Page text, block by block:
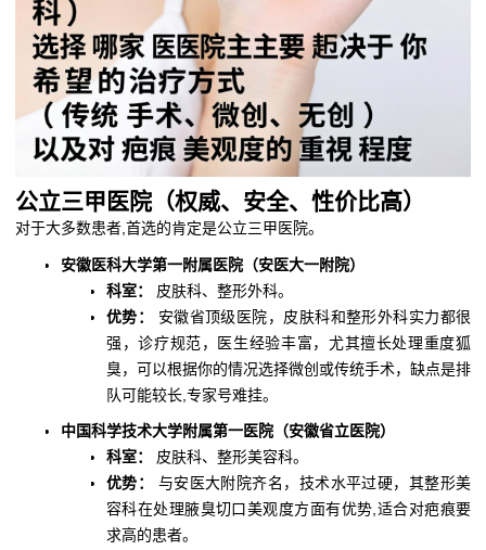
公立三甲医院（权威、安全、性价比高）
对于大多数患者,首选的肯定是公立三甲医院。
安徽医科大学第一附属医院（安医大一附院）
科室：
皮肤科、整形外科。
优势：
安徽省顶级医院，皮肤科和整形外科实力都很
强，诊疗规范，医生经验丰富，尤其擅长处理重度狐
臭，可以根据你的情况选择微创或传统手术，缺点是排
队可能较长,专家号难挂。
中国科学技术大学附属第一医院（安徽省立医院）
科室：
皮肤科、整形美容科。
优势：
与安医大附院齐名，技术水平过硬，其整形美
容科在处理腋臭切口美观度方面有优势,适合对疤痕要
求高的患者。